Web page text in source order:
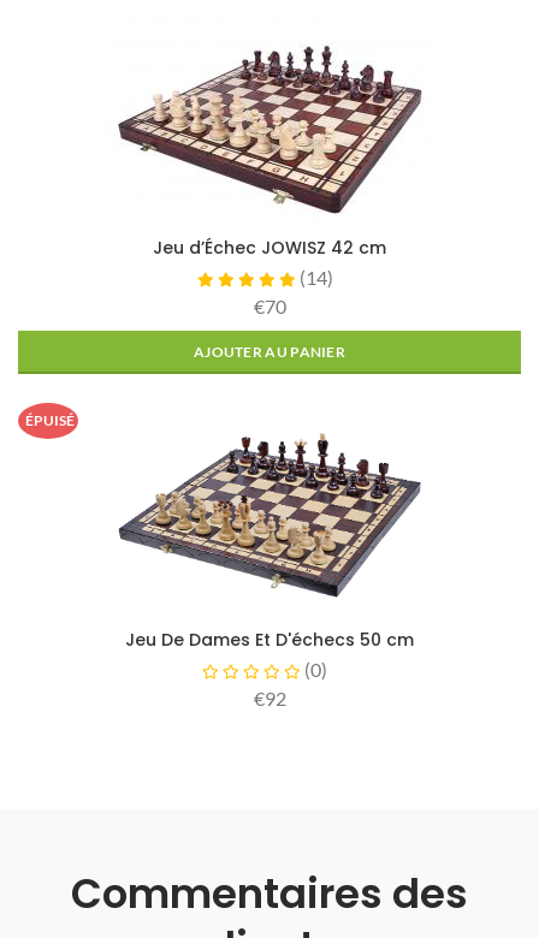
Jeu d’Échec JOWISZ 42 cm
(14)
€70
AJOUTER AU PANIER
ÉPUISÉ
Jeu De Dames Et D'échecs 50 cm
(0)
€92
Commentaires des